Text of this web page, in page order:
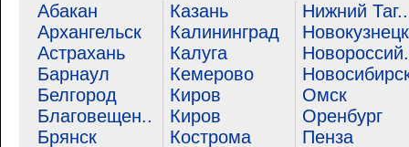
Абакан
Архангельск
Астрахань
Барнаул
Белгород
Благовещен..
Брянск
Казань
Калининград
Калуга
Кемерово
Киров
Киров
Кострома
Нижний Таг..
Новокузнецк
Омск
Оренбург
Пенза